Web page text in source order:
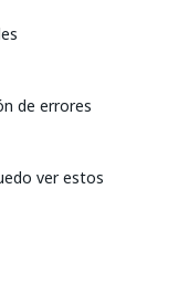
de errores
ver estos